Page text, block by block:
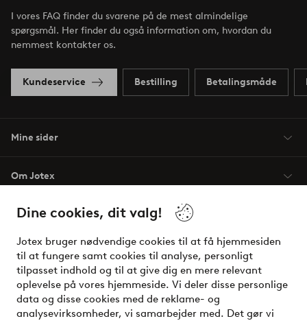
Dine cookies, dit valg!
Jotex bruger nødvendige cookies til at få hjemmesiden
til at fungere samt cookies til analyse, personligt
tilpasset indhold og til at give dig en mere relevant
oplevelse på vores hjemmeside. Vi deler disse personlige
data og disse cookies med de reklame- og
analysevirksomheder, vi samarbejder med. Det gør vi
I vores FAQ finder du svarene på de mest almindelige
spørgsmål. Her finder du også information om, hvordan du
nemmest kontakter os.
Kundeservice Bestilling Betalingsmåde
Mine sider
Om Jotex
Vilkår
Venner
Sikre betalinger - betal nu eller del op